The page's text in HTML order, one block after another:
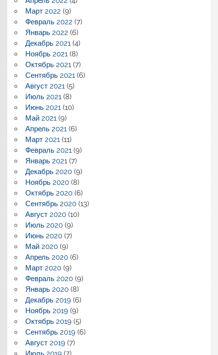
Март 2022 (9)
Февраль 2022 (7)
Январь 2022 (6)
Декабрь 2021 (4)
Ноябрь 2021 (8)
Октябрь 2021 (7)
Сентябрь 2021 (6)
Август 2021 (5)
Июль 2021 (8)
Июнь 2021 (10)
Май 2021 (9)
Апрель 2021 (6)
Март 2021 (11)
Февраль 2021 (9)
Январь 2021 (7)
Декабрь 2020(9)
Ноябрь 2020(8)
Октябрь 2020(6)
Сентябрь 2020(13)
Август 2020(10)
Июль 2020(9)
Июнь 2020(7)
Май 2020(9)
Апрель 2020(6)
Март 2020(9)
Февраль 2020(9)
Январь 2020(8)
Декабрь 2019(6)
Ноябрь 2019(9)
Октябрь 2019(5)
Сентябрь 2019(6)
Август 2019(7)